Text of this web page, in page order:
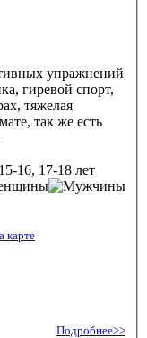
упражнений
гиревой спорт,
тяжелая
так же есть
16, 17-18 лет
карте
Подробнее>>